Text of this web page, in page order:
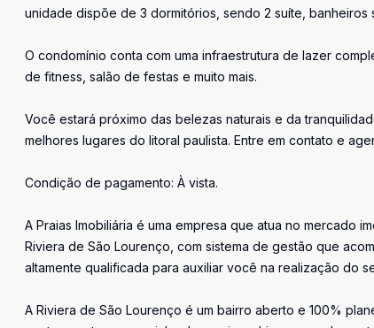
unidade dispõe de 3 dormitórios, sendo 2 suíte,
O condomínio conta com uma infraestrutura de lazer
de fitness, salão de festas e muito mais.
Você estará próximo das belezas naturais e da
melhores lugares do litoral paulista. Entre em contato e
Condição de pagamento: À vista.
A Praias Imobiliária é uma empresa que atua no mercado
Riviera de São Lourenço, com sistema de gestão que
altamente qualificada para auxiliar você na realização do
A Riviera de São Lourenço é um bairro aberto e 100%